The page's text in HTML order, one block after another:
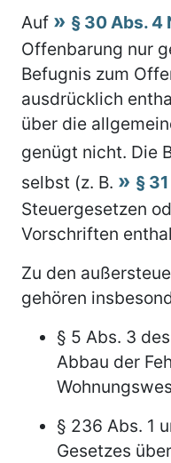
Auf § 30 Abs. 4
Offenbarung nur
Befugnis zum
ausdrücklich
über die
genügt nicht. Die
selbst (z. B.
§
Steuergesetzen
Vorschriften
Zu den
gehören
§ 5 Abs. 3
Abbau der
§ 236 Abs. 1
Gesetzes